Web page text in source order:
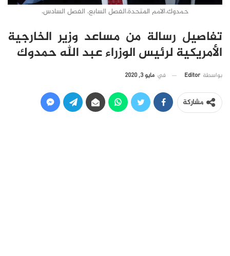
حمدوك،الامم المتحدة،الفصل السابع، الفصل السادس،
تفاصيل رسالة من مساعد وزير الخارجية
الأمريكية لرئيس الوزراء عبد الله حمدوك
بواسطة Editor في مايو 3, 2020
مشاركة